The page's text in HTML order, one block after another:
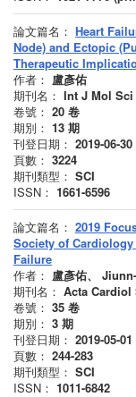
論文篇名： Heart
Node) and Ectopic
Therapeutic
作者： 盧彥佑
期刊名： Int J Mol Sci
卷號： 20 卷
期別： 13 期
刊登日期： 2019-06-30
頁數： 3224
期刊類型： SCI
ISSN： 1661-6596
論文篇名： 2019
Society of
Failure
作者： 盧彥佑、
期刊名： Acta Cardiol
卷號： 35 卷
期別： 3 期
刊登日期： 2019-05-01
頁數： 244-283
期刊類型： SCI
ISSN： 1011-6842